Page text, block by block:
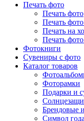
Печать фото
Печать фото
Печать
Печать на
Печать
Фотокниги
Сувениры с фото
Каталог товаров
Фоторамки
Подарки и
Брендовые
Символ года